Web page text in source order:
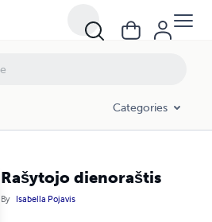
Categories
Rašytojo dienoraštis
By Isabella Pojavis